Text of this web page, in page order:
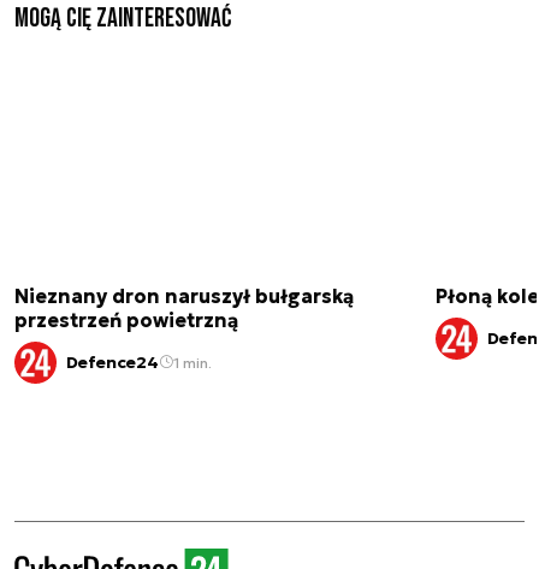
Mogą Cię zainteresować
Nieznany dron naruszył bułgarską
przestrzeń powietrzną
Defence24 1 min.
Płoną